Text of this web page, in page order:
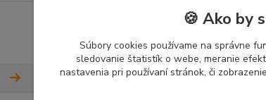
🍪 Ako by
Súbory cookies používame na správne
sledovanie štatistík o webe, meranie
nastavenia pri používaní stránok, či